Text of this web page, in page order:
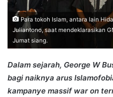
Para tokoh Islam, antara lain
Juliantono, saat mendeklarasikan
Jumat siang.
Dalam sejarah, George W
bagi naiknya arus
kampanye massif war on